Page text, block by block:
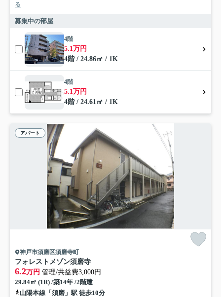
る
募集中の部屋
4階
5.1万円
4階 / 24.86㎡ / 1K
4階
5.1万円
4階 / 24.61㎡ / 1K
アパート
神戸市須磨区須磨寺町
フォレストメゾン須磨寺
6.2万円 管理/共益費3,000円
29.84㎡ (1R) /築14年 /2階建
山陽本線「須磨」駅 徒歩10分